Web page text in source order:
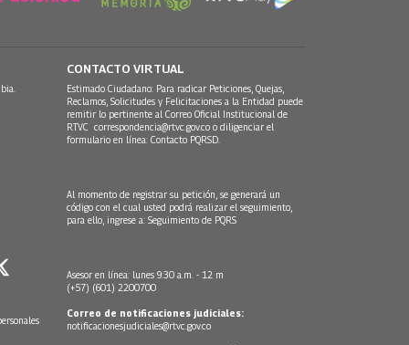
CONTACTO VIRTUAL
Estimado Ciudadano: Para radicar Peticiones, Quejas,
Reclamos, Solicitudes y Felicitaciones a la Entidad puede
remitir lo pertinente al Correo Oficial Institucional de
RTVC correspondencia@rtvc.gov.co o diligenciar el
formulario en línea: Contacto PQRSD.
Al momento de registrar su petición, se generará un
código con el cual usted podrá realizar el seguimiento,
para ello, ingrese a: Seguimiento de PQRS
Asesor en línea: lunes 9:30 a.m. - 12 m
(+57) (601) 2200700
Correo de notificaciones judiciales:
notificacionesjudiciales@rtvc.gov.co